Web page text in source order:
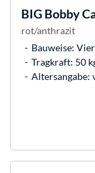
BIG Bobby
rot/anthrazit
Bauweise:
Tragkraft: 50
Altersangabe: